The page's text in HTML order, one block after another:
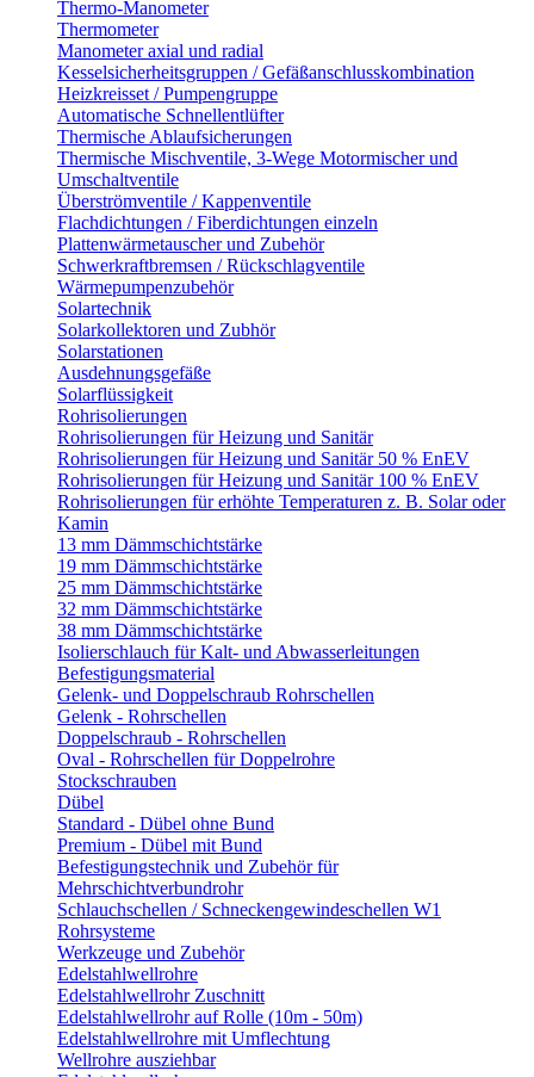
Thermo-Manometer
Thermometer
Manometer axial und radial
Kesselsicherheitsgruppen / Gefäßanschlusskombination
Heizkreisset / Pumpengruppe
Automatische Schnellentlüfter
Thermische Ablaufsicherungen
Thermische Mischventile, 3-Wege Motormischer und
Umschaltventile
Überströmventile / Kappenventile
Flachdichtungen / Fiberdichtungen einzeln
Plattenwärmetauscher und Zubehör
Schwerkraftbremsen / Rückschlagventile
Wärmepumpenzubehör
Solartechnik
Solarkollektoren und Zubhör
Solarstationen
Ausdehnungsgefäße
Solarflüssigkeit
Rohrisolierungen
Rohrisolierungen für Heizung und Sanitär
Rohrisolierungen für Heizung und Sanitär 50 % EnEV
Rohrisolierungen für Heizung und Sanitär 100 % EnEV
Rohrisolierungen für erhöhte Temperaturen z. B. Solar oder
Kamin
13 mm Dämmschichtstärke
19 mm Dämmschichtstärke
25 mm Dämmschichtstärke
32 mm Dämmschichtstärke
38 mm Dämmschichtstärke
Isolierschlauch für Kalt- und Abwasserleitungen
Befestigungsmaterial
Gelenk- und Doppelschraub Rohrschellen
Gelenk - Rohrschellen
Doppelschraub - Rohrschellen
Oval - Rohrschellen für Doppelrohre
Stockschrauben
Dübel
Standard - Dübel ohne Bund
Premium - Dübel mit Bund
Befestigungstechnik und Zubehör für
Mehrschichtverbundrohr
Schlauchschellen / Schneckengewindeschellen W1
Rohrsysteme
Werkzeuge und Zubehör
Edelstahlwellrohre
Edelstahlwellrohr Zuschnitt
Edelstahlwellrohr auf Rolle (10m - 50m)
Edelstahlwellrohre mit Umflechtung
Wellrohre ausziehbar